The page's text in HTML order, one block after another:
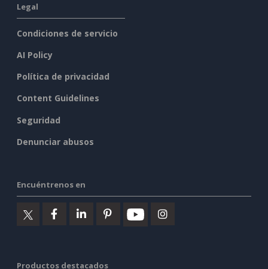
Legal
Condiciones de servicio
AI Policy
Política de privacidad
Content Guidelines
Seguridad
Denunciar abusos
Encuéntrenos en
Productos destacados